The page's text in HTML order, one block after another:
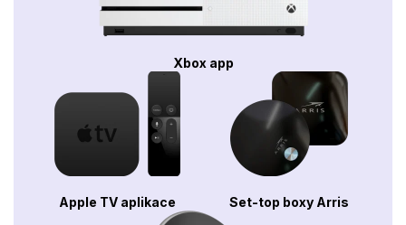
Xbox app
Apple TV aplikace Set-top boxy Arris